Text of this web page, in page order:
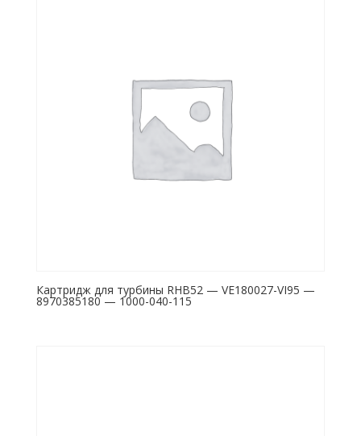
Картридж для турбины RHB52 — VE180027-VI95 —
8970385180 — 1000-040-115